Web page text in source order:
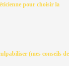
pour choisir la
(mes conseils de